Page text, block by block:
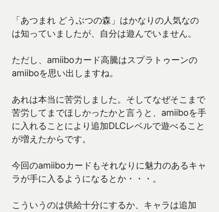
「あつまれ どうぶつの森」はかなりの人気なの
は知っていましたが、自分は遊んでいません。
ただし、amiiboカード高騰はスプラトゥーンの
amiiboを思い出しますね。
あれは本当に苦労しました。そしてなぜそこまで
苦労してまでほしかったかと言うと、amiiboを手
に入れることにより追加DLCレベルで遊べること
が増えたからです。
今回のamiiboカードもそれなりに魅力のあるキャ
ラが手に入るようになるとか・・・。
こういうのは供給十分にするか、キャラは追加